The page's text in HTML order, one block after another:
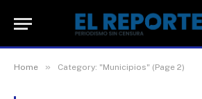
Home » Category: "Municipios" (Page 2)